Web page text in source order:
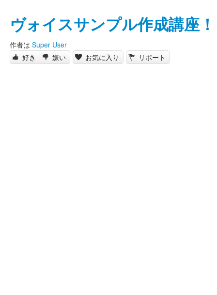
ヴォイスサンプル作成講座！
作者は Super User
好き
嫌い お気に入り リポート